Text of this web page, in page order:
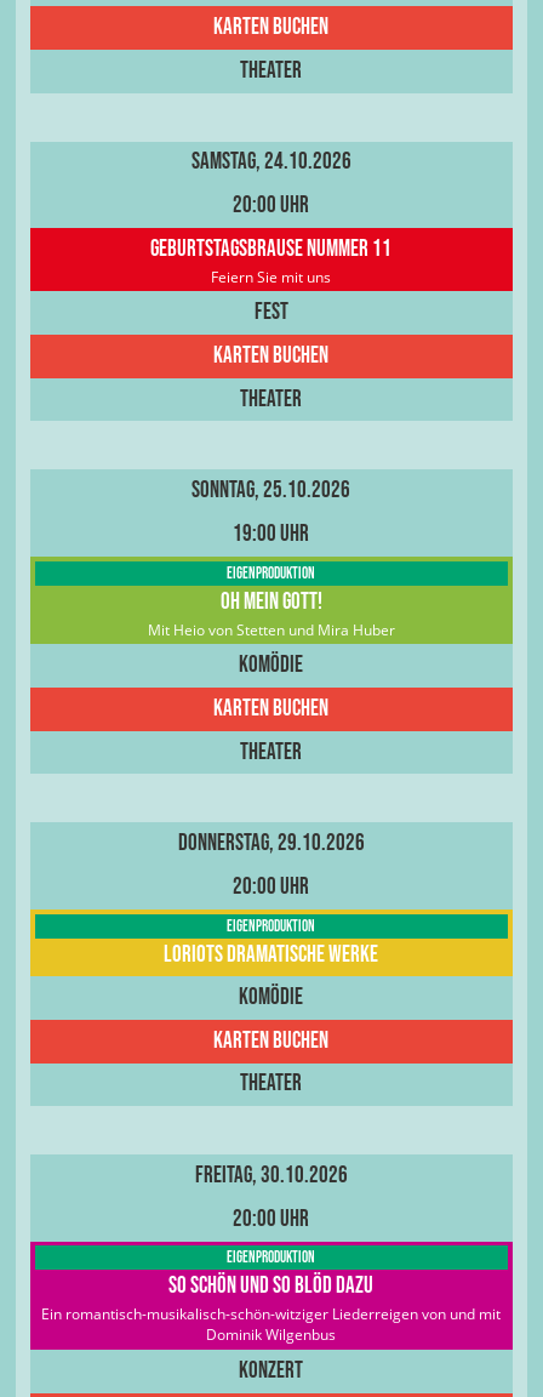
Karten buchen
Theater
Samstag, 24.10.2026
20:00 Uhr
Geburtstagsbrause Nummer 11
Feiern Sie mit uns
Fest
Karten buchen
Theater
Sonntag, 25.10.2026
19:00 Uhr
Eigenproduktion
Oh Mein Gott!
Mit Heio von Stetten und Mira Huber
Komödie
Karten buchen
Theater
Donnerstag, 29.10.2026
20:00 Uhr
Eigenproduktion
Loriots dramatische Werke
Komödie
Karten buchen
Theater
Freitag, 30.10.2026
20:00 Uhr
Eigenproduktion
So schön und so blöd dazu
Ein romantisch-musikalisch-schön-witziger Liederreigen von und mit
Dominik Wilgenbus
Konzert